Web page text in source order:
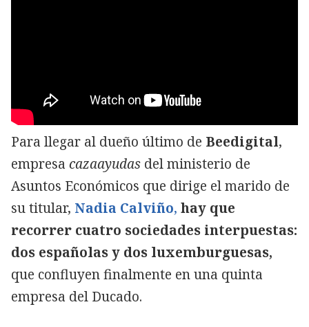
Para llegar al dueño último de Beedigital,
empresa cazaayudas del ministerio de
Asuntos Económicos que dirige el marido de
su titular, Nadia Calviño, hay que
recorrer cuatro sociedades interpuestas:
dos españolas y dos luxemburguesas,
que confluyen finalmente en una quinta
empresa del Ducado.